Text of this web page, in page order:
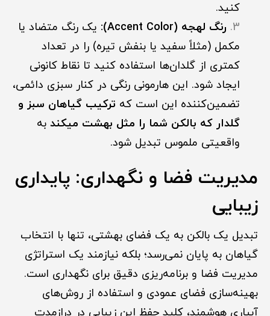
کنید.
رنگ لهجه (Accent Color):
یک رنگ متضاد یا
مکمل (مثلاً سفید یا بنفش تیره) را در تعداد
کمتری از گلدان‌ها استفاده کنید تا نقاط کانونی
ایجاد شود. این هارمونی رنگی در کنار سبزی دائمی،
تضمین‌کننده این است که ترکیب گیاهان سبز و
گلدار که بالکن شما را مثل بهشت میکند به
واقعیتی ملموس تبدیل شود.
مدیریت فضا و نگهداری: پایداری
زیبایی
تبدیل یک بالکن به یک فضای بهشتی، تنها با انتخاب
گیاهان به پایان نمی‌رسد؛ بلکه نیازمند یک استراتژی
مدیریت فضا و برنامه‌ریزی دقیق برای نگهداری است.
بهینه‌سازی فضای عمودی و استفاده از روش‌های
آبیاری هوشمند، کلید حفظ این زیبایی در درازمدت